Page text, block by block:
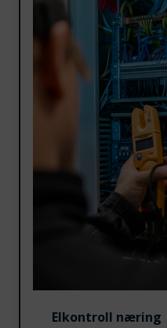
Elkontroll næring